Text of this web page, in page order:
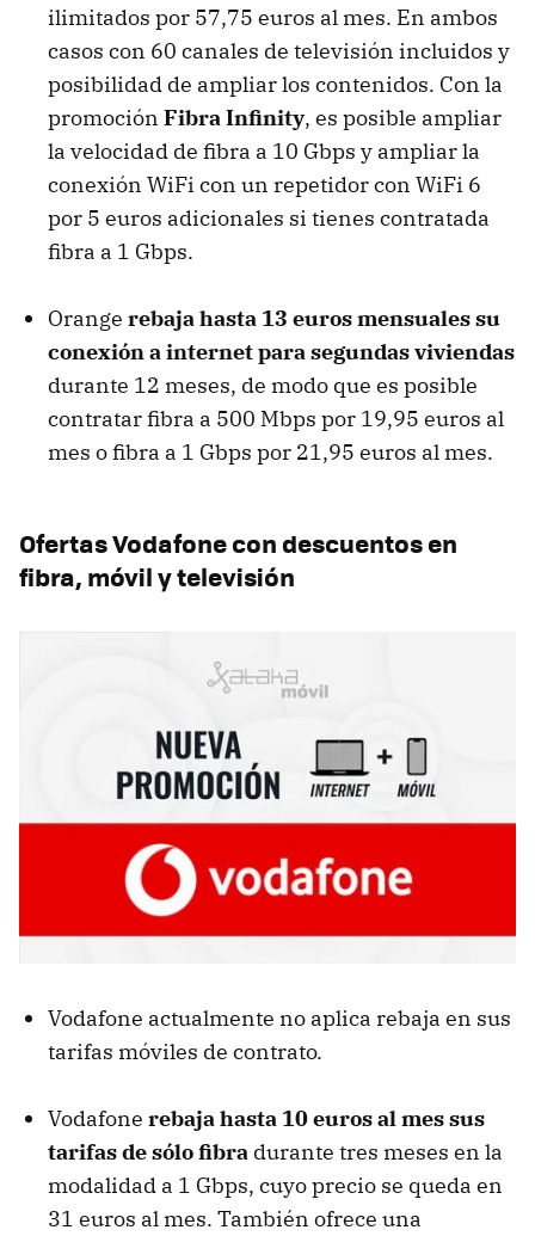
ilimitados por 57,75 euros al mes. En ambos
casos con 60 canales de televisión incluidos y
posibilidad de ampliar los contenidos. Con la
promoción Fibra Infinity, es posible ampliar
la velocidad de fibra a 10 Gbps y ampliar la
conexión WiFi con un repetidor con WiFi 6
por 5 euros adicionales si tienes contratada
fibra a 1 Gbps.
Orange rebaja hasta 13 euros mensuales su
conexión a internet para segundas viviendas
durante 12 meses, de modo que es posible
contratar fibra a 500 Mbps por 19,95 euros al
mes o fibra a 1 Gbps por 21,95 euros al mes.
Ofertas Vodafone con descuentos en
fibra, móvil y televisión
Vodafone actualmente no aplica rebaja en sus
tarifas móviles de contrato.
Vodafone rebaja hasta 10 euros al mes sus
tarifas de sólo fibra durante tres meses en la
modalidad a 1 Gbps, cuyo precio se queda en
31 euros al mes. También ofrece una